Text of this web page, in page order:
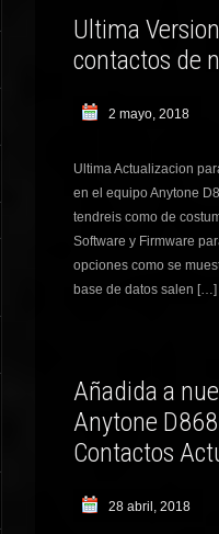
Ultima
contactos de
2 mayo, 2018
Ultima Actualizacion
en el equipo Anytone
tendreis como de
Software y Firmware
opciones como se
base de datos salen […]
Añadida a
Anytone
Contactos
28 abril, 2018